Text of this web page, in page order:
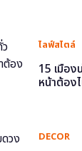
ไลฟ์สไตล์
15 เมือง
หน้าต้อง
DECOR